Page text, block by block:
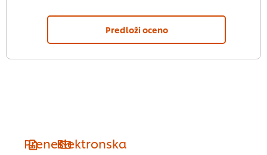
Predloži oceno
PrenesiElektronska